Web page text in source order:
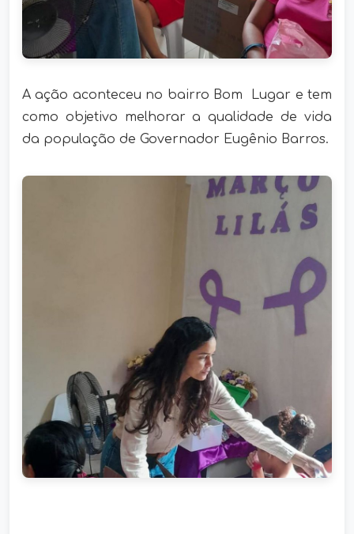
A ação aconteceu no bairro Bom Lugar e tem
como objetivo melhorar a qualidade de vida
da população de Governador Eugênio Barros.